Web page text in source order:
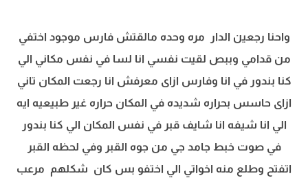
واحنا رجعين الدار مره وحده مالقتش فارس موجود اختفي
من قدامي وببص لقيت نفسي انا لسا في نفس مكاني الي
كنا بندور في انا وفارس ازاى معرفش انا رجعت المكان تاني
ازاى حاسس بحراره شديده في المكان حراره غير طبيعيه ايه
الي انا شيفه انا شايف قبر في نفس المكان الي كنا بندور
في صوت خبط جامد جي من جوه القبر وفي لحظه القبر
اتفتح وطلع منه اخواتي الي اختفو بس كان شكلهم مرعب